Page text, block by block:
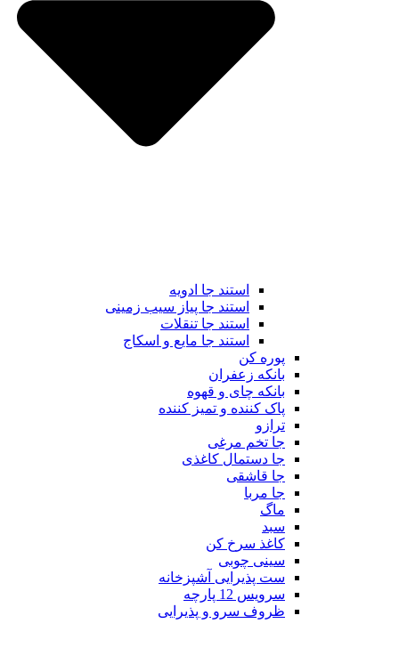
استند جا ادویه
استند جا پیاز سیب زمینی
استند جا تنقلات
استند جا مایع و اسکاج
پوره کن
بانکه زعفران
بانکه چای و قهوه
پاک کننده و تمیز کننده
ترازو
جا تخم مرغی
جا دستمال کاغذی
جا قاشقی
جا مربا
ماگ
سبد
کاغذ سرخ کن
سینی چوبی
ست پذیرایی آشپزخانه
سرویس 12 پارچه
ظروف سرو و پذیرایی